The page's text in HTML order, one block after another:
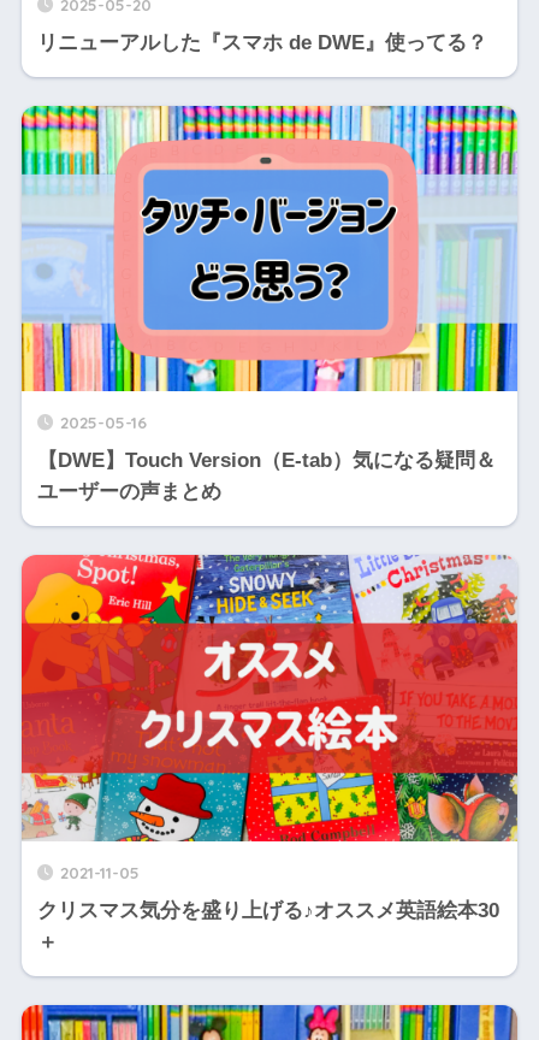
リニューアルした『スマホ de DWE』使ってる？
2025-05-16
【DWE】Touch Version（E-tab）気になる疑問＆
ユーザーの声まとめ
2021-11-05
クリスマス気分を盛り上げる♪オススメ英語絵本30
＋